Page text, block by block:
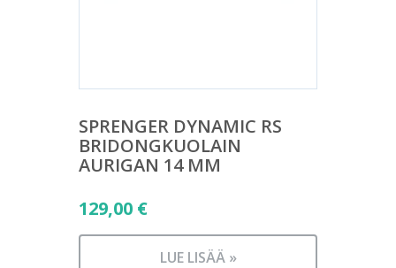
SPRENGER DYNAMIC RS
BRIDONGKUOLAIN
AURIGAN 14 MM
129,00 €
LUE LISÄÄ »